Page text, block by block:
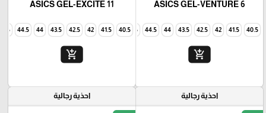
ASICS GEL-VENTURE 6
40.5
41.5
42
42.5
43.5
44
44.5
45
add_shopping_cart
ASICS GEL-EXCITE 11
40.5
41.5
42
42.5
43.5
44
44.5
45
add_shopping_cart
احذية رجالية احذية رجالية